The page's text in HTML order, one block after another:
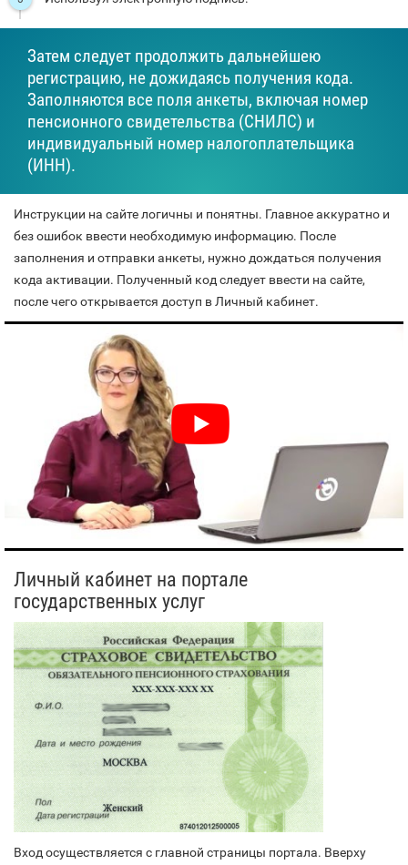
Затем следует продолжить дальнейшею
регистрацию, не дожидаясь получения кода.
Заполняются все поля анкеты, включая номер
пенсионного свидетельства (СНИЛС) и
индивидуальный номер налогоплательщика
(ИНН).
Инструкции на сайте логичны и понятны. Главное аккуратно и
без ошибок ввести необходимую информацию. После
заполнения и отправки анкеты, нужно дождаться получения
кода активации. Полученный код следует ввести на сайте,
после чего открывается доступ в Личный кабинет.
Личный кабинет на портале
государственных услуг
Вход осуществляется с главной страницы портала. Вверху